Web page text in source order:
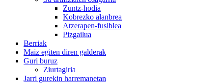
Zuntz-hodia
Kobrezko alanbrea
Atzerapen-fusiblea
Pizgailua
Berriak
Maiz egiten diren galderak
Guri buruz
Ziurtagiria
Jarri gurekin harremanetan